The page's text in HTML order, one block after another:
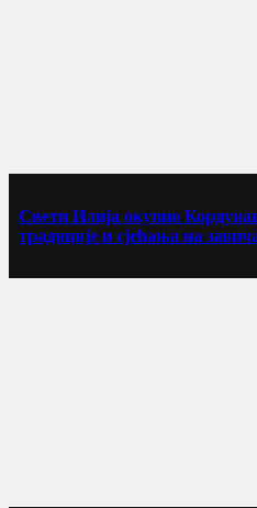
Свети Илија окупио
традиције и сјећања на